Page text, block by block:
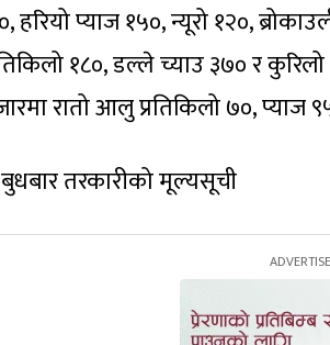
हरियो प्याज १५०, न्यूरो १२०,
१८०, डल्ले च्याउ ३७० र
रातो आलु प्रतिकिलो ७०, प्याज
तरकारीको मूल्यसूची